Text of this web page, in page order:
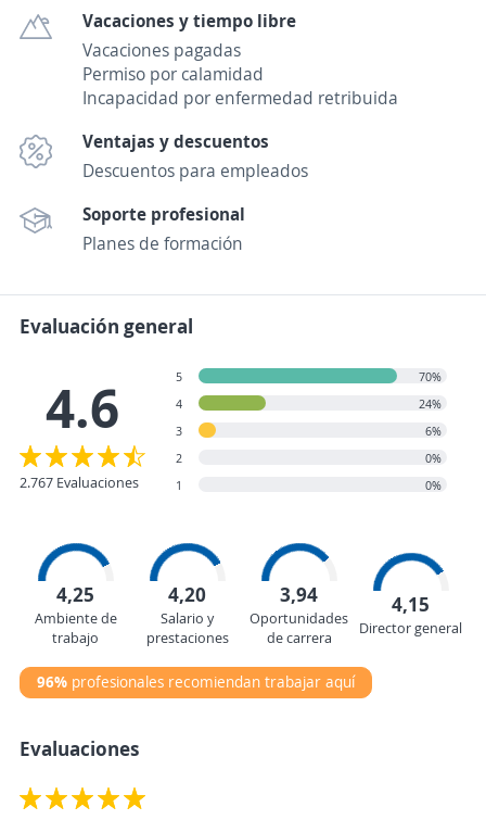
Vacaciones y tiempo libre
Vacaciones pagadas
Permiso por calamidad
Incapacidad por enfermedad retribuida
Ventajas y descuentos
Descuentos para empleados
Soporte profesional
Planes de formación
Evaluación general
4.6
2.767 Evaluaciones
5
70%
4
24%
3
6%
2
0%
1
0%
4,25
Ambiente de
trabajo
4,20
Salario y
prestaciones
3,94
Oportunidades
de carrera
4,15
Director general
96% profesionales recomiendan trabajar aquí
Evaluaciones